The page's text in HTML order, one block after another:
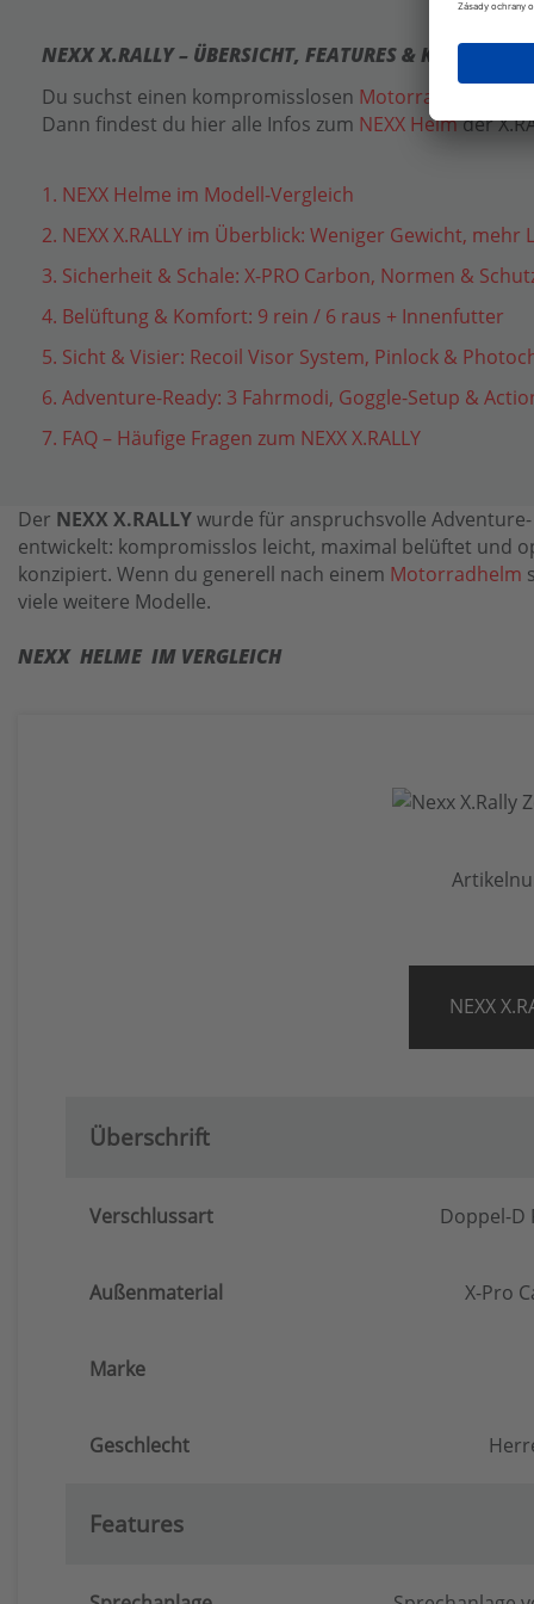
NEXX X.RALLY – ÜBERSICHT, FEATURES &
Du suchst einen kompromisslosen Motorradhelm
für
Dann findest du hier alle Infos zum NEXX Helmder
1. NEXX Helme im Modell-Vergleich
2. NEXX X.RALLY im Überblick: Weniger Gewicht, mehr
3. Sicherheit & Schale: X-PRO Carbon, Normen &
4. Belüftung & Komfort: 9 rein / 6 raus + Innenfutter
5. Sicht & Visier: Recoil Visor System, Pinlock &
6. Adventure-Ready: 3 Fahrmodi, Goggle-Setup &
7. FAQ – Häufige Fragen zum NEXX X.RALLY
Der NEXX X.RALLYwurde für anspruchsvolle
entwickelt: kompromisslos leicht, maximal belüftet und
konzipiert. Wenn du generell nach einem Motorradhelm
viele weitere Modelle.
NEXX HELME IM VERGLEICH
NEXX
Überschrift
Verschlussart Doppel-D
Außenmaterial X-Pro
Marke
Geschlecht
Features